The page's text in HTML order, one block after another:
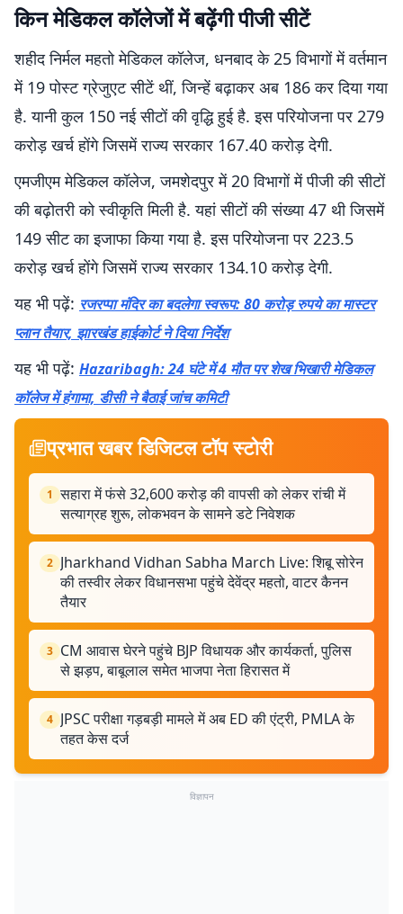
किन मेडिकल कॉलेजों में बढ़ेंगी पीजी सीटें
शहीद निर्मल महतो मेडिकल कॉलेज, धनबाद के 25 विभागों में वर्तमान
में 19 पोस्ट ग्रेजुएट सीटें थीं, जिन्हें बढ़ाकर अब 186 कर दिया गया
है. यानी कुल 150 नई सीटों की वृद्धि हुई है. इस परियोजना पर 279
करोड़ खर्च होंगे जिसमें राज्य सरकार 167.40 करोड़ देगी.
एमजीएम मेडिकल कॉलेज, जमशेदपुर में 20 विभागों में पीजी की सीटों
की बढ़ोतरी को स्वीकृति मिली है. यहां सीटों की संख्या 47 थी जिसमें
149 सीट का इजाफा किया गया है. इस परियोजना पर 223.5
करोड़ खर्च होंगे जिसमें राज्य सरकार 134.10 करोड़ देगी.
यह भी पढ़ें: रजरप्पा मंदिर का बदलेगा स्वरूप: 80 करोड़ रुपये का मास्टर
प्लान तैयार, झारखंड हाईकोर्ट ने दिया निर्देश
यह भी पढ़ें: Hazaribagh: 24 घंटे में 4 मौत पर शेख भिखारी मेडिकल
कॉलेज में हंगामा, डीसी ने बैठाई जांच कमिटी
प्रभात खबर डिजिटल टॉप स्टोरी
1 सहारा में फंसे 32,600 करोड़ की वापसी को लेकर रांची में
सत्याग्रह शुरू, लोकभवन के सामने डटे निवेशक
2 Jharkhand Vidhan Sabha March Live: शिबू सोरेन
की तस्वीर लेकर विधानसभा पहुंचे देवेंद्र महतो, वाटर कैनन
तैयार
3 CM आवास घेरने पहुंचे BJP विधायक और कार्यकर्ता, पुलिस
से झड़प, बाबूलाल समेत भाजपा नेता हिरासत में
4 JPSC परीक्षा गड़बड़ी मामले में अब ED की एंट्री, PMLA के
तहत केस दर्ज
विज्ञापन